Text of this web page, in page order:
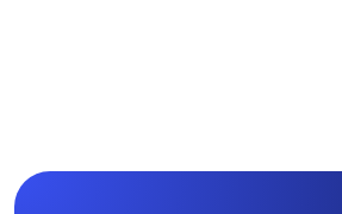
праздников